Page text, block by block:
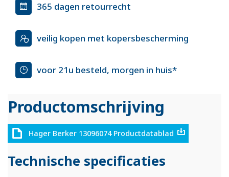
365 dagen retourrecht
veilig kopen met kopersbescherming
voor 21u besteld, morgen in huis*
Productomschrijving
Hager Berker 13096074 Productdatablad
Technische specificaties